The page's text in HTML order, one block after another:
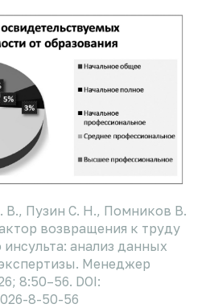
В., Пузин С. Н., Помников В.
возвращения к труду
анализ данных
Менеджер
8:50–56. DOI:
8-50-56